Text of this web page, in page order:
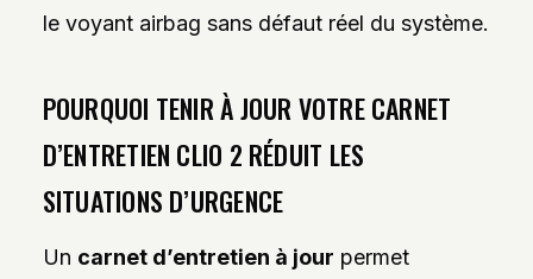
le voyant airbag sans défaut réel du système.
POURQUOI TENIR À JOUR VOTRE CARNET
D’ENTRETIEN CLIO 2 RÉDUIT LES
SITUATIONS D’URGENCE
Un carnet d’entretien à jour permet